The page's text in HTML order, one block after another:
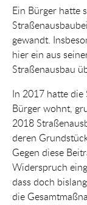
Ein Bürger hatte
gewandt.
hier ein aus
Straßenausbau
In 2017 hatte die
Bürger wohnt,
2018
deren
Gegen diese
Widerspruch
dass doch
die